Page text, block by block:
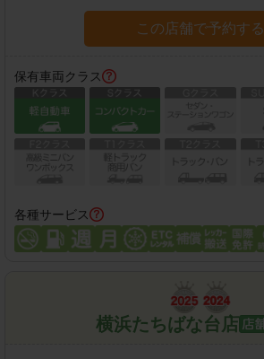
この店舗で予約する
保有車両クラス
各種サービス
横浜たちばな台店